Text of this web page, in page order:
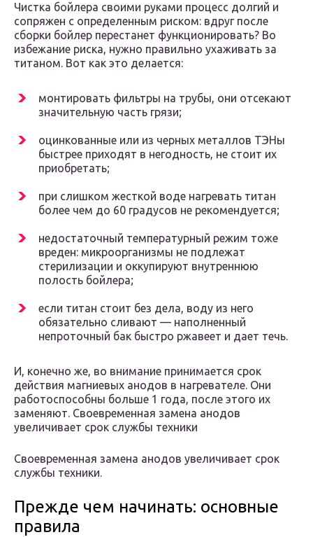
Чистка бойлера своими руками процесс долгий и
сопряжен с определенным риском: вдруг после
сборки бойлер перестанет функционировать? Во
избежание риска, нужно правильно ухаживать за
титаном. Вот как это делается:
монтировать фильтры на трубы, они отсекают
значительную часть грязи;
оцинкованные или из черных металлов ТЭНы
быстрее приходят в негодность, не стоит их
приобретать;
при слишком жесткой воде нагревать титан
более чем до 60 градусов не рекомендуется;
недостаточный температурный режим тоже
вреден: микроорганизмы не подлежат
стерилизации и оккупируют внутреннюю
полость бойлера;
если титан стоит без дела, воду из него
обязательно сливают — наполненный
непроточный бак быстро ржавеет и дает течь.
И, конечно же, во внимание принимается срок
действия магниевых анодов в нагревателе. Они
работоспособны больше 1 года, после этого их
заменяют. Своевременная замена анодов
увеличивает срок службы техники
Своевременная замена анодов увеличивает срок
службы техники.
Прежде чем начинать: основные
правила